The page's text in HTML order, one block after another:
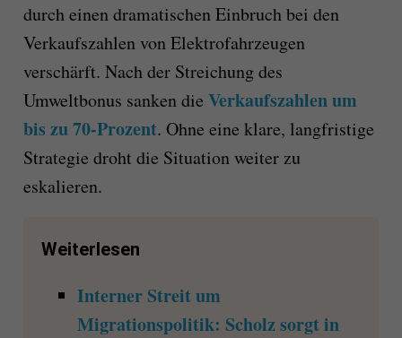
durch einen dramatischen Einbruch bei den
Verkaufszahlen von Elektrofahrzeugen
verschärft. Nach der Streichung des
Umweltbonus sanken die Verkaufszahlen um
bis zu 70-Prozent. Ohne eine klare, langfristige
Strategie droht die Situation weiter zu
eskalieren.
Weiterlesen
Interner Streit um
Migrationspolitik: Scholz sorgt in